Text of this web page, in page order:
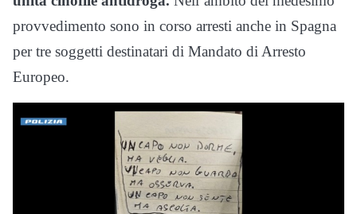
provvedimento sono in corso arresti anche in Spagna
per tre soggetti destinatari di Mandato di Arresto
Europeo.